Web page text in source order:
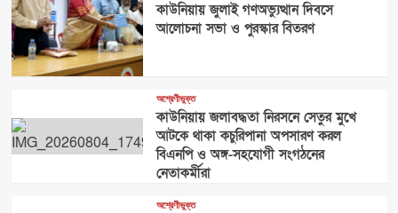
কাউনিয়ায় জুলাই গণঅভ্যুত্থান দিবসে
আলোচনা সভা ও পুরস্কার বিতরণ
অশ্রেণীভুক্ত
কাউনিয়ায় জলাবদ্ধতা নিরসনে সেতুর মুখে
আটকে থাকা কচুরিপানা অপসারণ করল
বিএনপি ও অঙ্গ-সহযোগী সংগঠনের
নেতাকর্মীরা
অশ্রেণীভুক্ত